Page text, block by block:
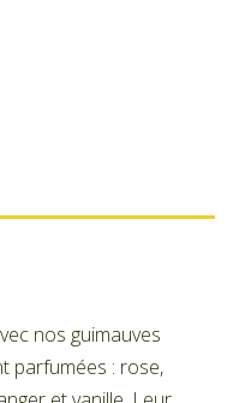
nos guimauves
parfumées : rose,